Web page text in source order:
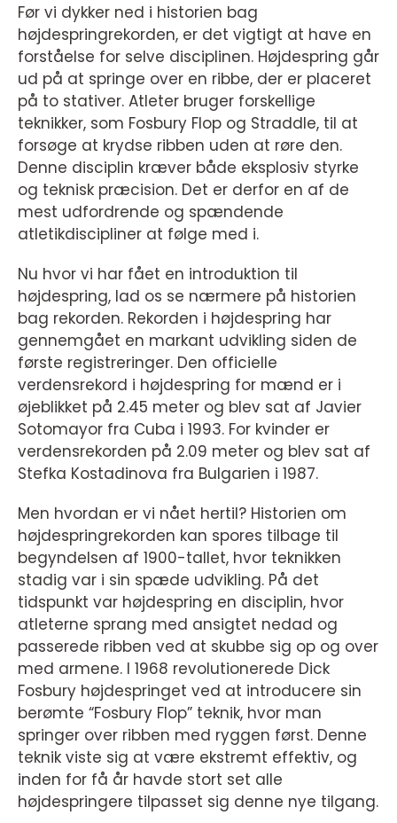
Før vi dykker ned i historien bag
højdespringrekorden, er det vigtigt at have en
forståelse for selve disciplinen. Højdespring går
ud på at springe over en ribbe, der er placeret
på to stativer. Atleter bruger forskellige
teknikker, som Fosbury Flop og Straddle, til at
forsøge at krydse ribben uden at røre den.
Denne disciplin kræver både eksplosiv styrke
og teknisk præcision. Det er derfor en af de
mest udfordrende og spændende
atletikdiscipliner at følge med i.
Nu hvor vi har fået en introduktion til
højdespring, lad os se nærmere på historien
bag rekorden. Rekorden i højdespring har
gennemgået en markant udvikling siden de
første registreringer. Den officielle
verdensrekord i højdespring for mænd er i
øjeblikket på 2.45 meter og blev sat af Javier
Sotomayor fra Cuba i 1993. For kvinder er
verdensrekorden på 2.09 meter og blev sat af
Stefka Kostadinova fra Bulgarien i 1987.
Men hvordan er vi nået hertil? Historien om
højdespringrekorden kan spores tilbage til
begyndelsen af 1900-tallet, hvor teknikken
stadig var i sin spæde udvikling. På det
tidspunkt var højdespring en disciplin, hvor
atleterne sprang med ansigtet nedad og
passerede ribben ved at skubbe sig op og over
med armene. I 1968 revolutionerede Dick
Fosbury højdespringet ved at introducere sin
berømte “Fosbury Flop” teknik, hvor man
springer over ribben med ryggen først. Denne
teknik viste sig at være ekstremt effektiv, og
inden for få år havde stort set alle
højdespringere tilpasset sig denne nye tilgang.